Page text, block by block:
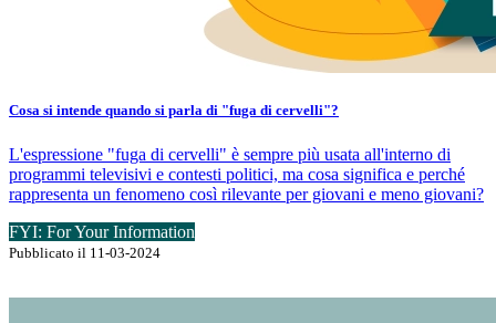
Cosa si intende quando si parla di "fuga di cervelli"?
L'espressione "fuga di cervelli" è sempre più usata all'interno di
programmi televisivi e contesti politici, ma cosa significa e perché
rappresenta un fenomeno così rilevante per giovani e meno giovani?
FYI: For Your Information
Pubblicato il 11-03-2024